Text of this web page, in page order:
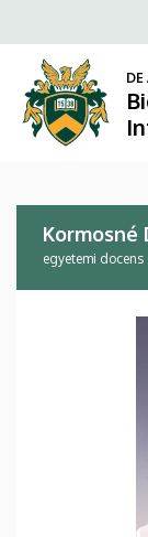
Dr.
Goda
Katalin
Klára
Biofizikai
a
tartalomra
Kormosné
egyetemi docens